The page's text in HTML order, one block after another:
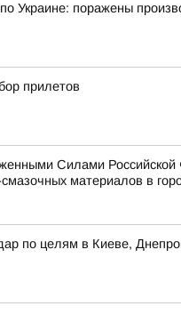
Украине: поражены
прилетов
Силами Российской
материалов в
по целям в Киеве,